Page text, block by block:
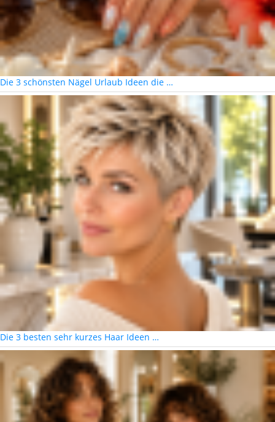
Die 3 schönsten Nägel Urlaub Ideen die …
Die 3 besten sehr kurzes Haar Ideen …